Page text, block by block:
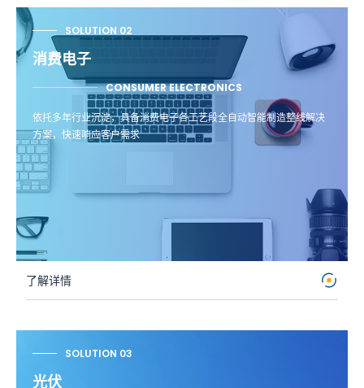
SOLUTION 02
消费电子
CONSUMER ELECTRONICS
依托多年行业沉淀，具备消费电子各工艺段全自动智能制造整线解决
方案，快速响应客户需求
了解详情
SOLUTION 03
光伏